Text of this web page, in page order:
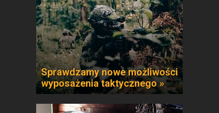
Sprawdzamy nowe możliwości
wyposażenia taktycznego »